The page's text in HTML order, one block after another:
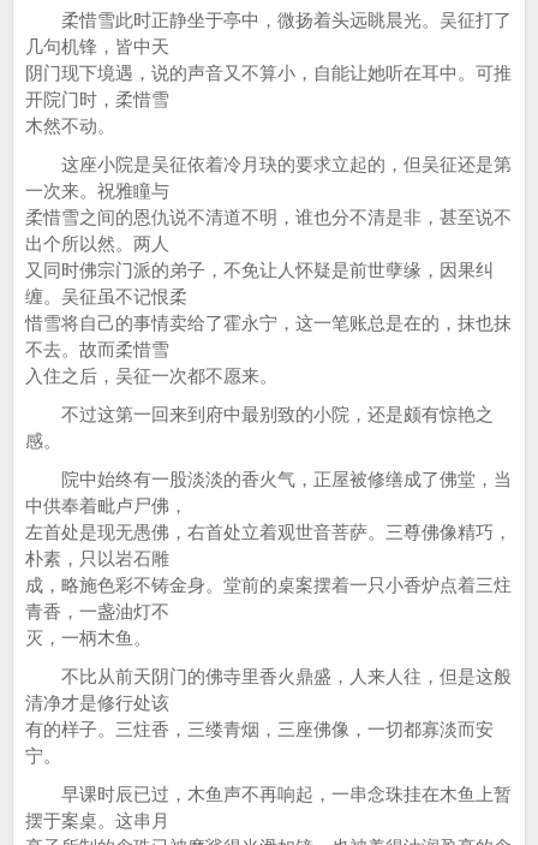
柔惜雪此时正静坐于亭中，微扬着头远眺晨光。吴征打了
几句机锋，皆中天
阴门现下境遇，说的声音又不算小，自能让她听在耳中。可推
开院门时，柔惜雪
木然不动。
这座小院是吴征依着冷月玦的要求立起的，但吴征还是第
一次来。祝雅瞳与
柔惜雪之间的恩仇说不清道不明，谁也分不清是非，甚至说不
出个所以然。两人
又同时佛宗门派的弟子，不免让人怀疑是前世孽缘，因果纠
缠。吴征虽不记恨柔
惜雪将自己的事情卖给了霍永宁，这一笔账总是在的，抹也抹
不去。故而柔惜雪
入住之后，吴征一次都不愿来。
不过这第一回来到府中最别致的小院，还是颇有惊艳之
感。
院中始终有一股淡淡的香火气，正屋被修缮成了佛堂，当
中供奉着毗卢尸佛，
左首处是现无愚佛，右首处立着观世音菩萨。三尊佛像精巧，
朴素，只以岩石雕
成，略施色彩不铸金身。堂前的桌案摆着一只小香炉点着三炷
青香，一盏油灯不
灭，一柄木鱼。
不比从前天阴门的佛寺里香火鼎盛，人来人往，但是这般
清净才是修行处该
有的样子。三炷香，三缕青烟，三座佛像，一切都寡淡而安
宁。
早课时辰已过，木鱼声不再响起，一串念珠挂在木鱼上暂
摆于案桌。这串月